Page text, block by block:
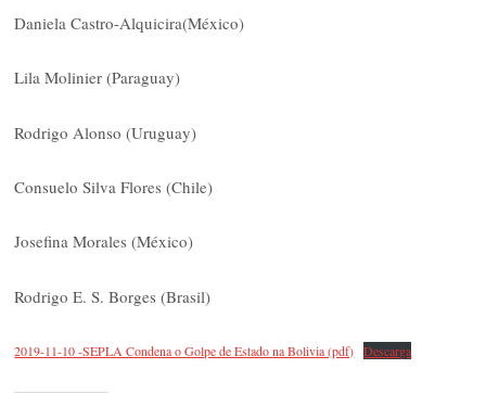
Daniela Castro-Alquicira(México)
Lila Molinier (Paraguay)
Rodrigo Alonso (Uruguay)
Consuelo Silva Flores (Chile)
Josefina Morales (México)
Rodrigo E. S. Borges (Brasil)
2019-11-10 -SEPLA Condena o Golpe de Estado na Bolivia (pdf) Descarga